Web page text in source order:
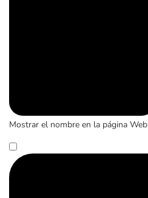
Mostrar el nombre en la página Web